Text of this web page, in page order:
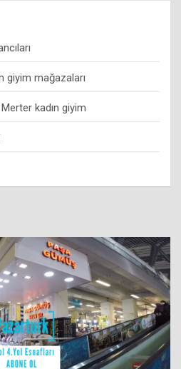
giyim mağazaları
kadın giyim